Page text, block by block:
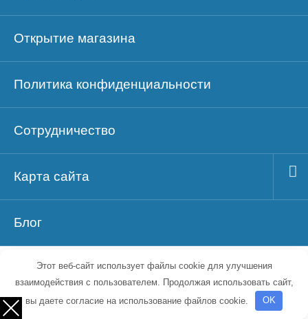
Открытие магазина
Политика конфиденциальности
Сотрудничество
Карта сайта
Блог
Этот веб-сайт использует файлы cookie для улучшения
взаимодействия с пользователем. Продолжая использовать сайт,
вы даете согласие на использование файлов cookie.
OK